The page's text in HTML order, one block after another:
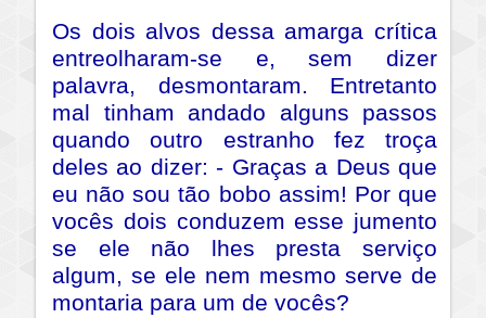
Os dois alvos dessa amarga crítica
entreolharam-se e, sem dizer
palavra, desmontaram. Entretanto
mal tinham andado alguns passos
quando outro estranho fez troça
deles ao dizer: - Graças a Deus que
eu não sou tão bobo assim! Por que
vocês dois conduzem esse jumento
se ele não lhes presta serviço
algum, se ele nem mesmo serve de
montaria para um de vocês?